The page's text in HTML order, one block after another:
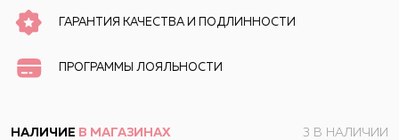
ГАРАНТИЯ КАЧЕСТВА И ПОДЛИННОСТИ
ПРОГРАММЫ ЛОЯЛЬНОСТИ
НАЛИЧИЕ В МАГАЗИНАХ 3 В НАЛИЧИИ